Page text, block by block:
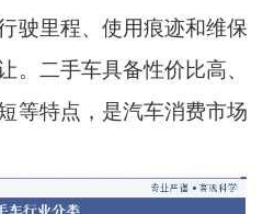
驶里程、使用痕迹和维保
。二手车具备性价比高、
等特点，是汽车消费市场